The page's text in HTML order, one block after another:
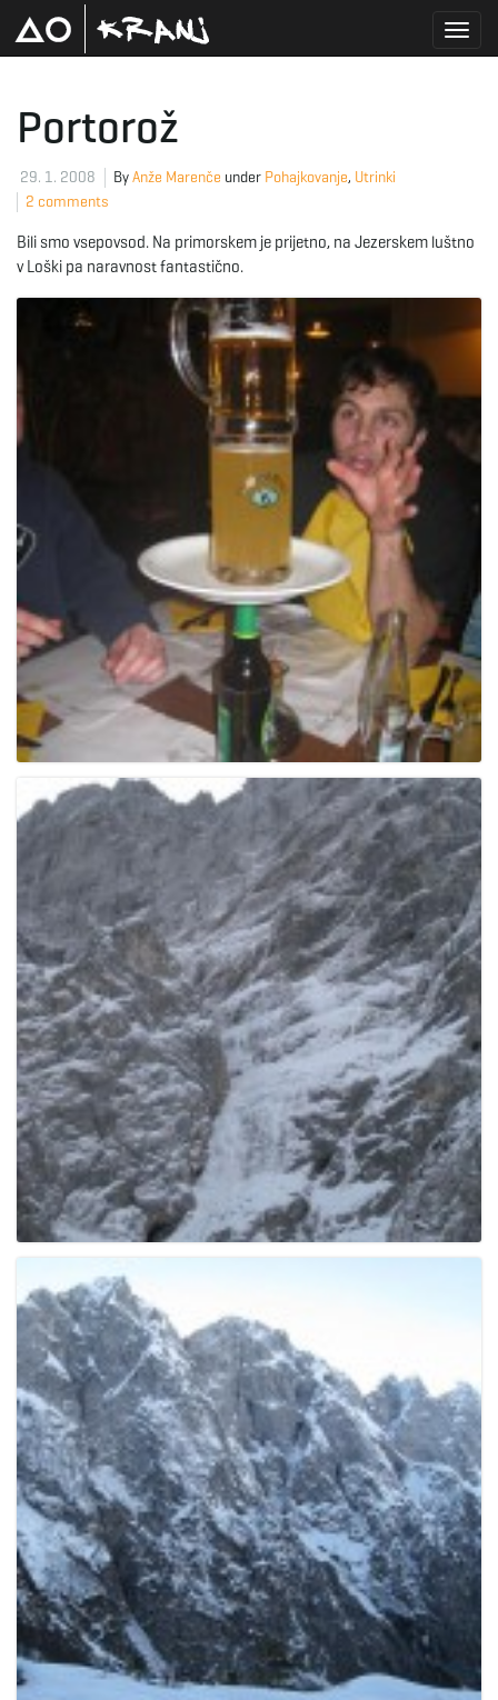
l
n
a
i
g
a
t
o
n
Portorož
29. 1. 2008 ByAnže Marenče under Pohajkovanje, Utrinki
2 comments
Bili smo vsepovsod. Na primorskem je prijetno, na Jezerskem luštno
v Loški pa naravnost fantastično.